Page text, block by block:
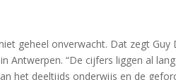
geheel onverwacht. Dat zegt
Antwerpen. “De cijfers liggen al
het deeltijds onderwijs en de